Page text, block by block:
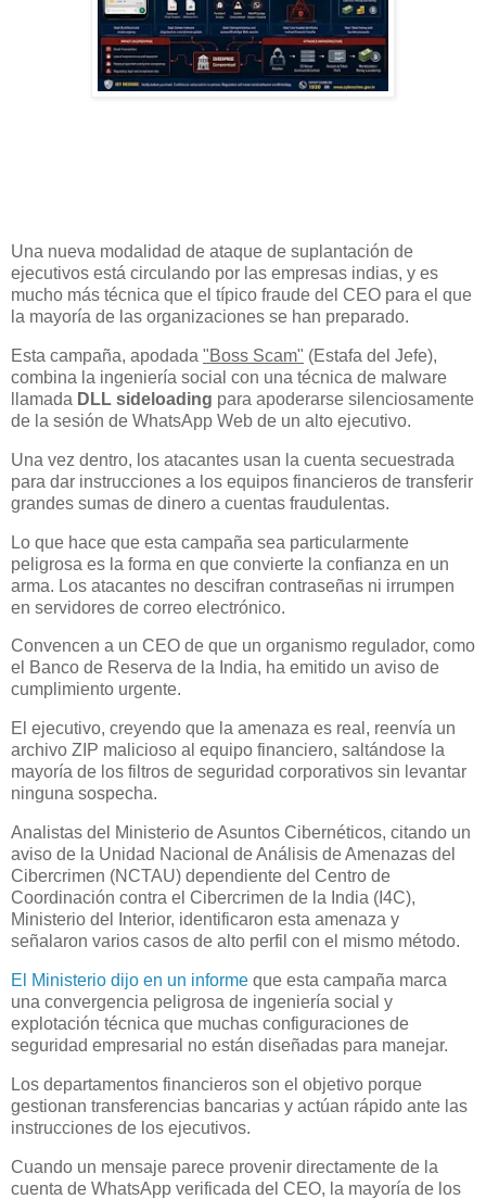
Una nueva modalidad de ataque de suplantación de
ejecutivos está circulando por las empresas indias, y es
mucho más técnica que el típico fraude del CEO para el que
la mayoría de las organizaciones se han preparado.
Esta campaña, apodada "Boss Scam" (Estafa del Jefe),
combina la ingeniería social con una técnica de malware
llamada DLL sideloading para apoderarse silenciosamente
de la sesión de WhatsApp Web de un alto ejecutivo.
Una vez dentro, los atacantes usan la cuenta secuestrada
para dar instrucciones a los equipos financieros de transferir
grandes sumas de dinero a cuentas fraudulentas.
Lo que hace que esta campaña sea particularmente
peligrosa es la forma en que convierte la confianza en un
arma. Los atacantes no descifran contraseñas ni irrumpen
en servidores de correo electrónico.
Convencen a un CEO de que un organismo regulador, como
el Banco de Reserva de la India, ha emitido un aviso de
cumplimiento urgente.
El ejecutivo, creyendo que la amenaza es real, reenvía un
archivo ZIP malicioso al equipo financiero, saltándose la
mayoría de los filtros de seguridad corporativos sin levantar
ninguna sospecha.
Analistas del Ministerio de Asuntos Cibernéticos, citando un
aviso de la Unidad Nacional de Análisis de Amenazas del
Cibercrimen (NCTAU) dependiente del Centro de
Coordinación contra el Cibercrimen de la India (I4C),
Ministerio del Interior, identificaron esta amenaza y
señalaron varios casos de alto perfil con el mismo método.
El Ministerio dijo en un informe que esta campaña marca
una convergencia peligrosa de ingeniería social y
explotación técnica que muchas configuraciones de
seguridad empresarial no están diseñadas para manejar.
Los departamentos financieros son el objetivo porque
gestionan transferencias bancarias y actúan rápido ante las
instrucciones de los ejecutivos.
Cuando un mensaje parece provenir directamente de la
cuenta de WhatsApp verificada del CEO, la mayoría de los